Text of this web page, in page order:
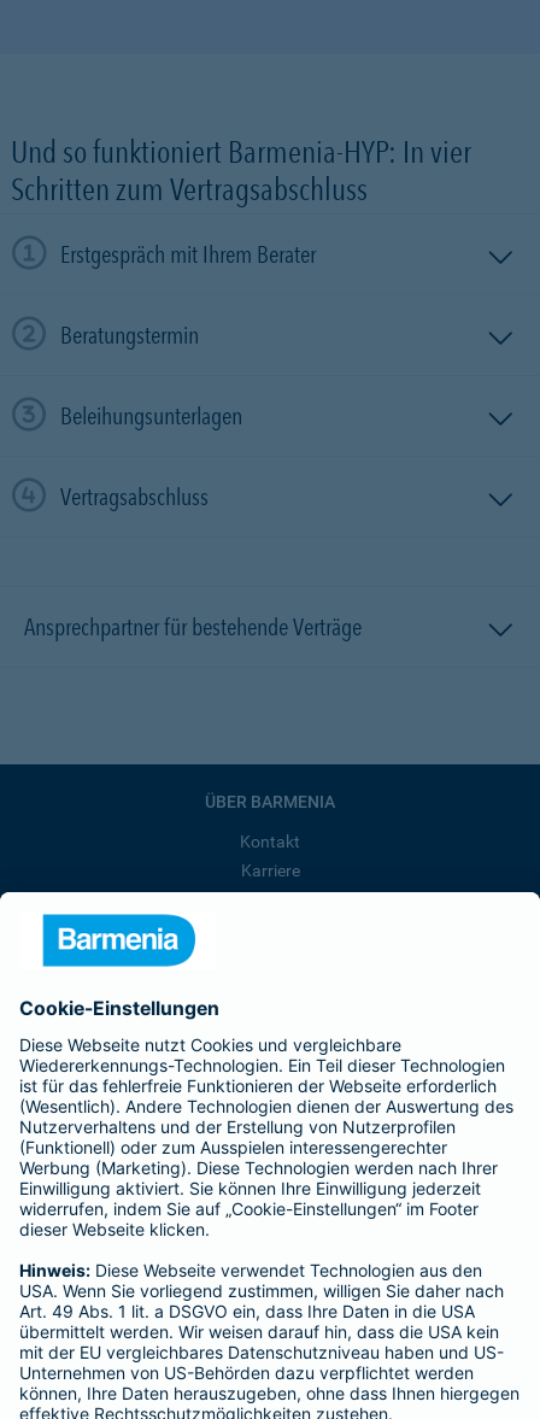
Und so funktioniert Barmenia-HYP: In vier
Schritten zum Vertragsabschluss
Erstgespräch mit Ihrem Berater
Beratungstermin
Beleihungsunterlagen
Vertragsabschluss
Ansprechpartner für bestehende Verträge
ÜBER BARMENIA
Kontakt
Karriere
Barmenia ist Teil der BarmeniaGothaer
BELIEBTE SEITEN
Kranken-Zusatzversicherung
Tierversicherungen
Haftpflichtversicherung
Hausratversicherung
Adresse ändern
Schaden melden
Kilometerstandsmeldung
Serviceübersicht